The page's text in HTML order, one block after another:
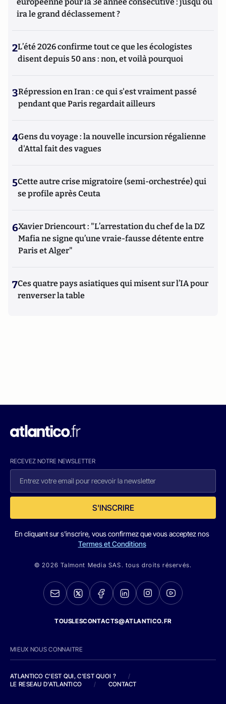
ira le grand déclassement ?
2L’été 2026 confirme tout ce que les écologistes
disent depuis 50 ans : non, et voilà pourquoi
3Répression en Iran : ce qui s'est vraiment passé
pendant que Paris regardait ailleurs
4Gens du voyage : la nouvelle incursion régalienne
d'Attal fait des vagues
5Cette autre crise migratoire (semi-orchestrée) qui
se profile après Ceuta
6Xavier Driencourt : "L’arrestation du chef de la DZ
Mafia ne signe qu’une vraie-fausse détente entre
Paris et Alger"
7Ces quatre pays asiatiques qui misent sur l’IA pour
renverser la table
RECEVEZ NOTRE NEWSLETTER
S'INSCRIRE
En cliquant sur s'inscrire, vous confirmez que vous acceptez nos
Termes et Conditions
© 2026 Talmont Media SAS. tous droits réservés.
TOUSLESCONTACTS@ATLANTICO.FR
MIEUX NOUS CONNAITRE
ATLANTICO C'EST QUI, C'EST QUOI ?
/
LE RESEAU D'ATLANTICO
/ CONTACT